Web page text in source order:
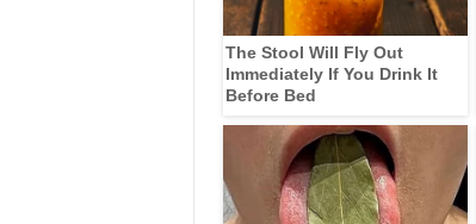
The Stool Will Fly Out
Immediately If You Drink It
Before Bed